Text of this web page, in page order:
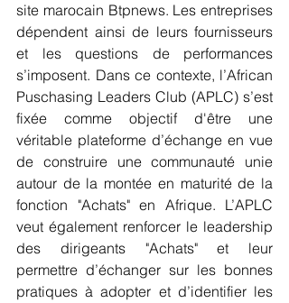
site marocain Btpnews. Les entreprises
dépendent ainsi de leurs fournisseurs
et les questions de performances
s’imposent. Dans ce contexte, l’African
Puschasing Leaders Club (APLC) s’est
fixée comme objectif d'être une
véritable plateforme d’échange en vue
de construire une communauté unie
autour de la montée en maturité de la
fonction "Achats" en Afrique. L’APLC
veut également renforcer le leadership
des dirigeants "Achats" et leur
permettre d’échanger sur les bonnes
pratiques à adopter et d’identifier les